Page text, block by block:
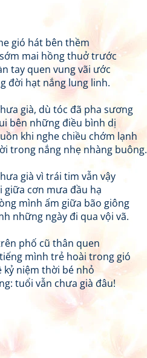
gió hát bên thềm
mai hồng thuở trước
tay quen vung vãi ước
đời hạt nắng lung linh.
già, dù tóc đã pha sương
bên những điều bình dị
khi nghe chiều chớm lạnh
trong nắng nhẹ nhàng buông.
già vì trái tim vẫn vậy
giữa cơn mưa đầu hạ
mình ấm giữa bão giông
những ngày đi qua vội vã.
phố cũ thân quen
mình trẻ hoài trong gió
kỷ niệm thời bé nhỏ
tuổi vẫn chưa già đâu!